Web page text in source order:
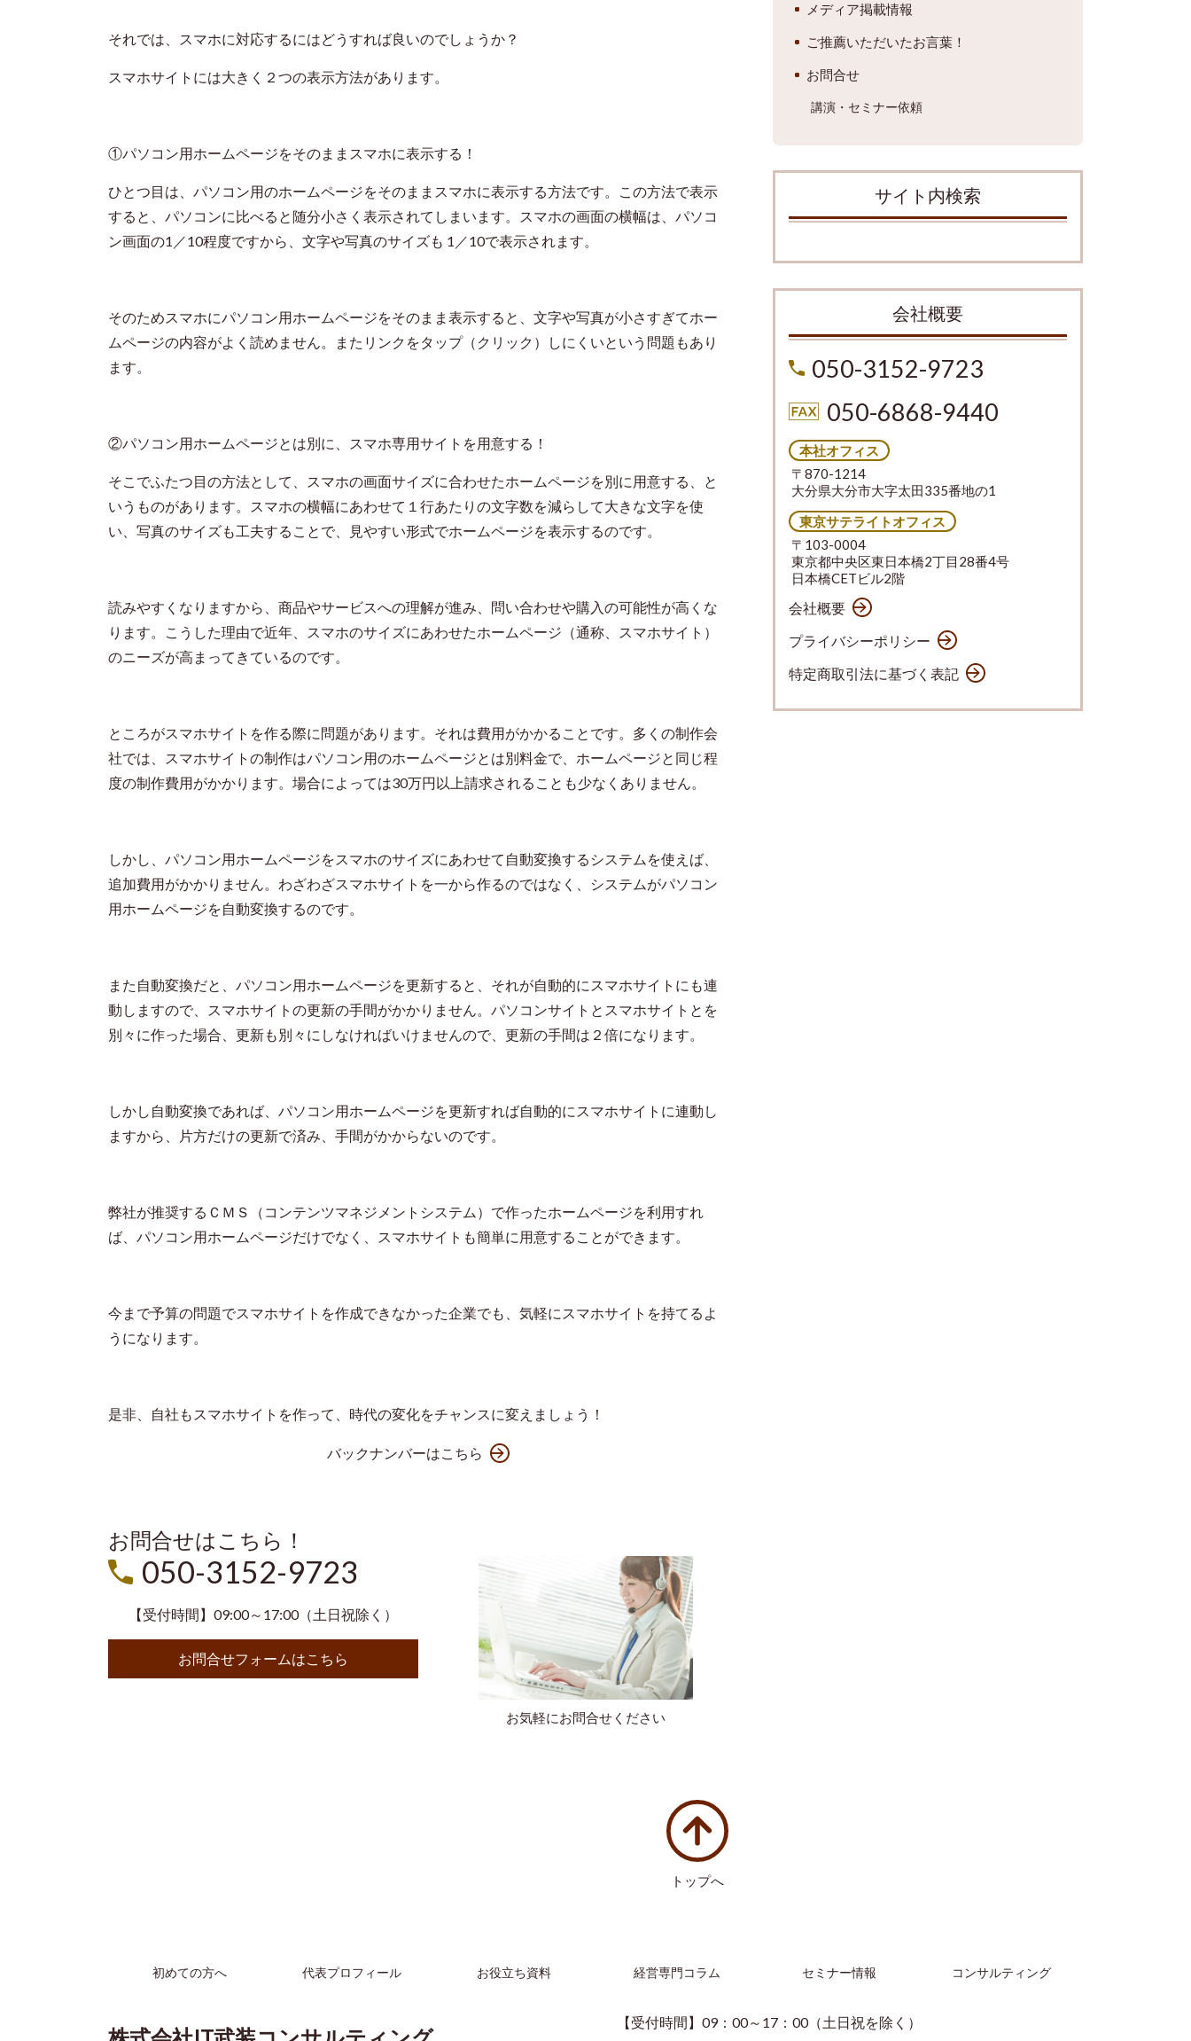
それでは、スマホに対応するにはどうすれば良いのでしょうか？
スマホサイトには大きく２つの表示方法があります。
①パソコン用ホームページをそのままスマホに表示する！
ひとつ目は、パソコン用のホームページをそのままスマホに表示する方法です。この方法で表示
すると、パソコンに比べると随分小さく表示されてしまいます。スマホの画面の横幅は、パソコ
ン画面の1 ／10程度ですから、文字や写真のサイズも 1 ／10で表示されます。
そのためスマホにパソコン用ホームページをそのまま表示すると、文字や写真が小さすぎてホー
ムページの内容がよく読めません。またリンクをタップ（クリック）しにくいという問題もあり
ます。
②パソコン用ホームページとは別に、スマホ専用サイトを用意する！
そこでふたつ目の方法として、スマホの画面サイズに合わせたホームページを別に用意する、と
いうものがあります。スマホの横幅にあわせて１行あたりの文字数を減らして大きな文字を使
い、写真のサイズも工夫することで、見やすい形式でホームページを表示するのです。
読みやすくなりますから、商品やサービスへの理解が進み、問い合わせや購入の可能性が高くな
ります。こうした理由で近年、スマホのサイズにあわせたホームページ（通称、スマホサイト）
のニーズが高まってきているのです。
ところがスマホサイトを作る際に問題があります。それは費用がかかることです。多くの制作会
社では、スマホサイトの制作はパソコン用のホームページとは別料金で、ホームページと同じ程
度の制作費用がかかります。場合によっては30万円以上請求されることも少なくありません。
しかし、パソコン用ホームページをスマホのサイズにあわせて自動変換するシステムを使えば、
追加費用がかかりません。わざわざスマホサイトを一から作るのではなく、システムがパソコン
用ホームページを自動変換するのです。
また自動変換だと、パソコン用ホームページを更新すると、それが自動的にスマホサイトにも連
動しますので、スマホサイトの更新の手間がかかりません。パソコンサイトとスマホサイトとを
別々に作った場合、更新も別々にしなければいけませんので、更新の手間は２倍になります。
しかし自動変換であれば、パソコン用ホームページを更新すれば自動的にスマホサイトに連動し
ますから、片方だけの更新で済み、手間がかからないのです。
弊社が推奨するＣＭＳ（コンテンツマネジメントシステム）で作ったホームページを利用すれ
ば、パソコン用ホームページだけでなく、スマホサイトも簡単に用意することができます。
今まで予算の問題でスマホサイトを作成できなかった企業でも、気軽にスマホサイトを持てるよ
うになります。
是非、自社もスマホサイトを作って、時代の変化をチャンスに変えましょう！
バックナンバーはこちら
お問合せはこちら！
お気軽にお問合せください
050-3152-9723
【受付時間】09:00～17:00（土日祝除く）
お問合せフォームはこちら
トップへ
メディア掲載情報
ご推薦いただいたお言葉！
お問合せ
講演・セミナー依頼
サイト内検索
会社概要
050-3152-9723
050-6868-9440
本社オフィス
〒870-1214
大分県大分市大字太田335番地の1
東京サテライトオフィス
〒103-0004
東京都中央区東日本橋2丁目28番4号
日本橋CETビル2階
会社概要
プライバシーポリシー
特定商取引法に基づく表記
初めての方へ 代表プロフィール お役立ち資料 経営専門コラム セミナー情報 コンサルティング
【受付時間】09：00～17：00（土日祝を除く）